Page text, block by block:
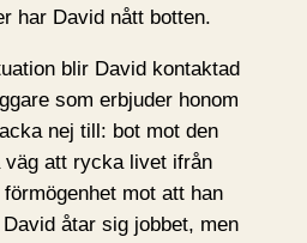
har David nått botten.
blir David kontaktad
som erbjuder honom
nej till: bot mot den
att rycka livet ifrån
mot att han
åtar sig jobbet, men